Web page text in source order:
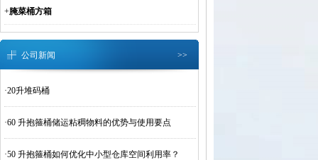
+腌菜桶方箱
公司新闻 >>
·20升堆码桶
·60 升抱箍桶储运粘稠物料的优势与使用要点
·50 升抱箍桶如何优化中小型仓库空间利用率？